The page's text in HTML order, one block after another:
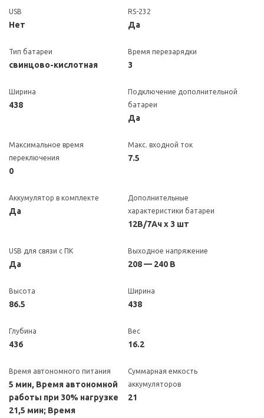
USB
Нет
RS-232
Да
Тип батареи
свинцово-кислотная
Время перезарядки
3
Ширина
438
Подключение дополнительной
батареи
Да
Максимальное время
переключения
0
Макс. входной ток
7.5
Аккумулятор в комплекте
Да
Дополнительные
характеристики батареи
12В/7Ач х 3 шт
USB для связи с ПК
Да
Выходное напряжение
208 — 240 В
Высота
86.5
Ширина
438
Глубина
436
Вес
16.2
Время автономного питания
5 мин, Время автономной
работы при 30% нагрузке
21,5 мин; Время
Суммарная емкость
аккумуляторов
21